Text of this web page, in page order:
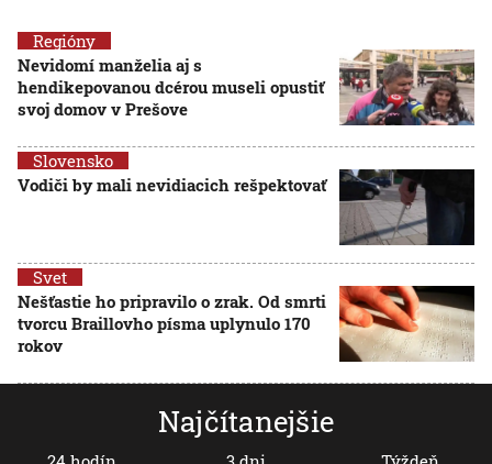
Regióny
Nevidomí manželia aj s
hendikepovanou dcérou museli opustiť
svoj domov v Prešove
Slovensko
Vodiči by mali nevidiacich rešpektovať
Svet
Nešťastie ho pripravilo o zrak. Od smrti
tvorcu Braillovho písma uplynulo 170
rokov
Najčítanejšie